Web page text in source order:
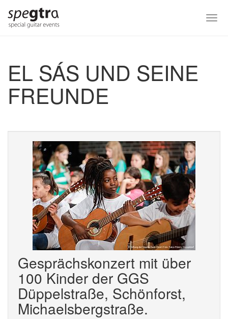
main
EL SÁS UND SEINE
FREUNDE
Gesprächskonzert mit über
100 Kinder der GGS
Düppelstraße, Schönforst,
Michaelsbergstraße.